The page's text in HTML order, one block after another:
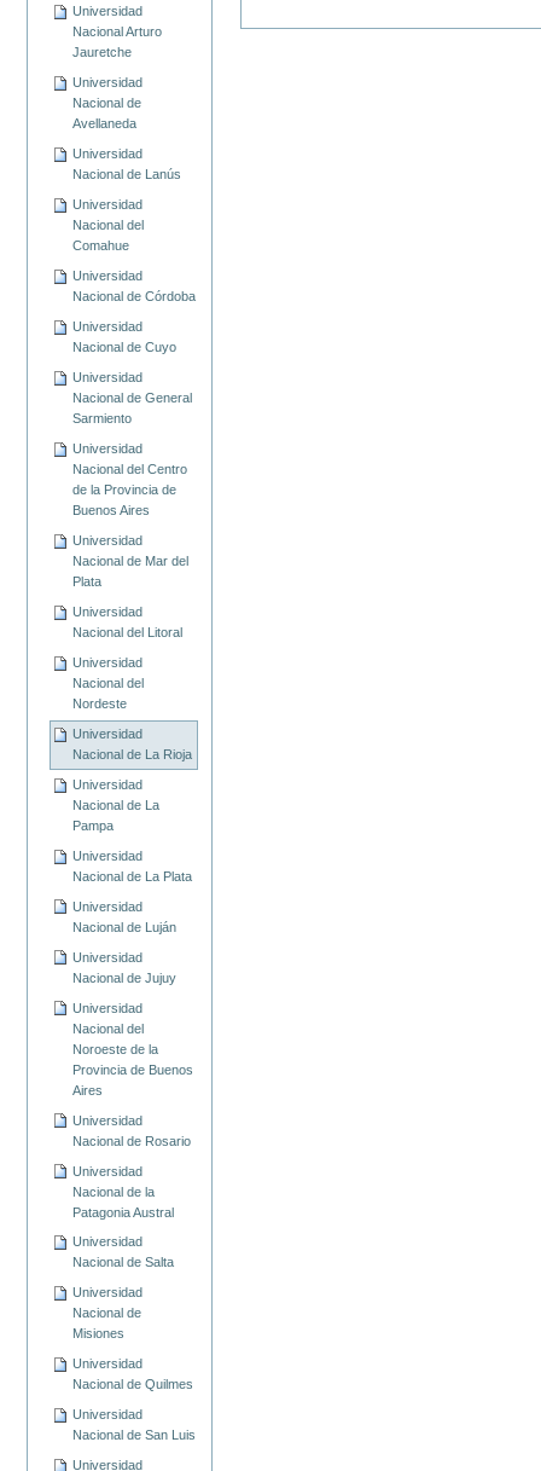
Universidad
Nacional Arturo
Jauretche
Universidad
Nacional de
Avellaneda
Universidad
Nacional de Lanús
Universidad
Nacional del
Comahue
Universidad
Nacional de Córdoba
Universidad
Nacional de Cuyo
Universidad
Nacional de General
Sarmiento
Universidad
Nacional del Centro
de la Provincia de
Buenos Aires
Universidad
Nacional de Mar del
Plata
Universidad
Nacional del Litoral
Universidad
Nacional del
Nordeste
Universidad
Nacional de La Rioja
Universidad
Nacional de La
Pampa
Universidad
Nacional de La Plata
Universidad
Nacional de Luján
Universidad
Nacional de Jujuy
Universidad
Nacional del
Noroeste de la
Provincia de Buenos
Aires
Universidad
Nacional de Rosario
Universidad
Nacional de la
Patagonia Austral
Universidad
Nacional de Salta
Universidad
Nacional de
Misiones
Universidad
Nacional de Quilmes
Universidad
Nacional de San Luis
Universidad